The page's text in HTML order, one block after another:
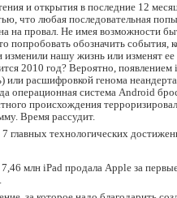
и открытия в последние 12
что любая последовательная
на провал. Не имея возможности
попробовать обозначить события,
изменили нашу жизнь или изменят
2010 год? Вероятно, появлением
или расшифровкой генома
операционная система Android
происхождения
Время рассудит.
главных технологических
млн iPad продала Apple за